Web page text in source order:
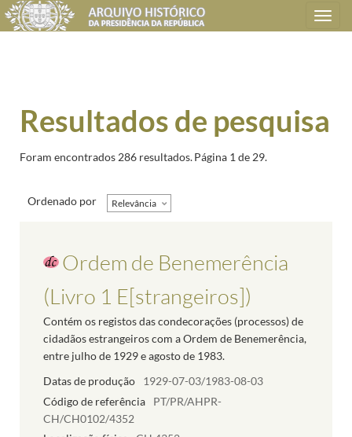
Toggle
navigation
Resultados de pesquisa
Foram encontrados 286 resultados.Página 1 de 29.
Ordenado por Relevância
Ordem de Benemerência
(Livro 1 E[strangeiros])
Contém os registos das condecorações (processos) de
cidadãos estrangeiros com a Ordem de Benemerência,
entre julho de 1929 e agosto de 1983.
Datas de produção
1929-07-03/1983-08-03
Código de referência
PT/PR/AHPR-
CH/CH0102/4352